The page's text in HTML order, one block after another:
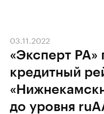
«Эксперт РА»
кредитный
до уровня
03.11.2022